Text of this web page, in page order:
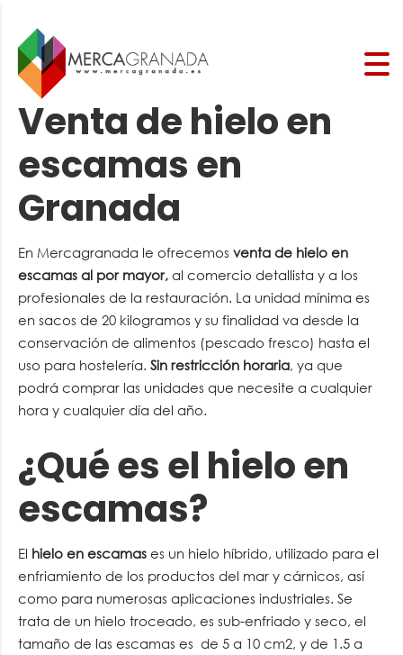
Venta de hielo en
escamas en
Granada
En Mercagranada le ofrecemos venta de hielo en
escamas al por mayor, al comercio detallista y a los
profesionales de la restauración. La unidad mínima es
en sacos de 20 kilogramos y su finalidad va desde la
conservación de alimentos (pescado fresco) hasta el
uso para hostelería. Sin restricción horaria, ya que
podrá comprar las unidades que necesite a cualquier
hora y cualquier día del año.
¿Qué es el hielo en
escamas?
El hielo en escamas es un hielo híbrido, utilizado para el
enfriamiento de los productos del mar y cárnicos, así
como para numerosas aplicaciones industriales. Se
trata de un hielo troceado, es sub-enfriado y seco, el
tamaño de las escamas es de 5 a 10 cm2, y de 1.5 a